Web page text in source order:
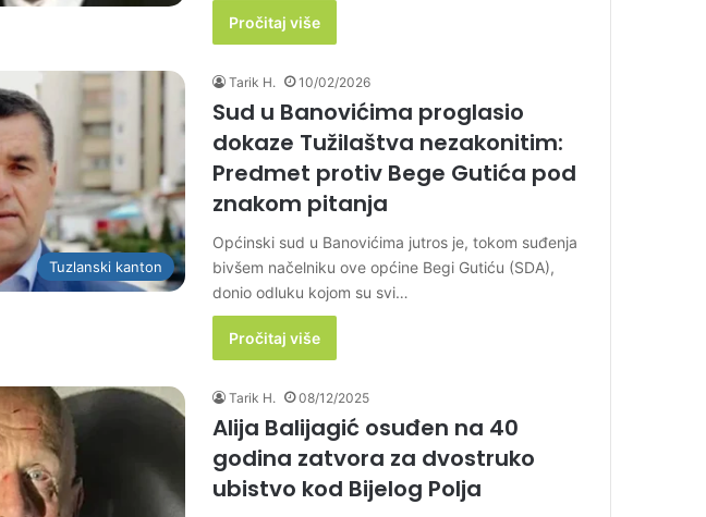
Pročitaj više
Tuzlanski kanton
Tarik H. 10/02/2026
Sud u Banovićima proglasio
dokaze Tužilaštva nezakonitim:
Predmet protiv Bege Gutića pod
znakom pitanja
Općinski sud u Banovićima jutros je, tokom suđenja
bivšem načelniku ove općine Begi Gutiću (SDA),
donio odluku kojom su svi…
Pročitaj više
Tarik H. 08/12/2025
Alija Balijagić osuđen na 40
godina zatvora za dvostruko
ubistvo kod Bijelog Polja